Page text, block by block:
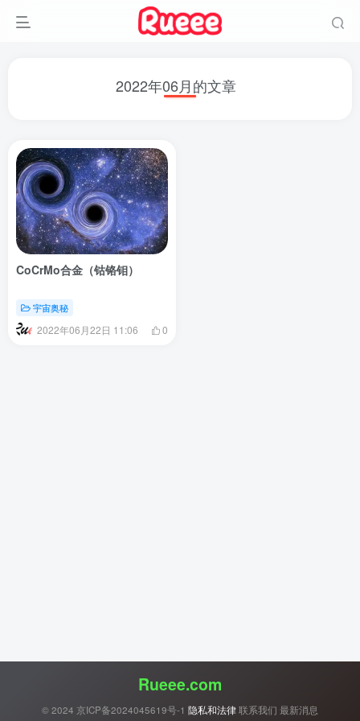
2022年06月的文章
CoCrMo合金（钴铬钼）
宇宙奥秘
2022年06月22日 11:06 0
Rueee.com
© 2024 京ICP备2024045619号-1 隐私和法律联系我们 最新消息